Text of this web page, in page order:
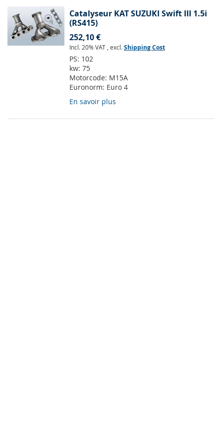
Catalyseur KAT SUZUKI Swift III 1.5i
(RS415)
252,10 €
Incl. 20% VAT , excl.Shipping Cost
PS: 102
kw: 75
Motorcode: M15A
Euronorm: Euro 4
En savoir plus